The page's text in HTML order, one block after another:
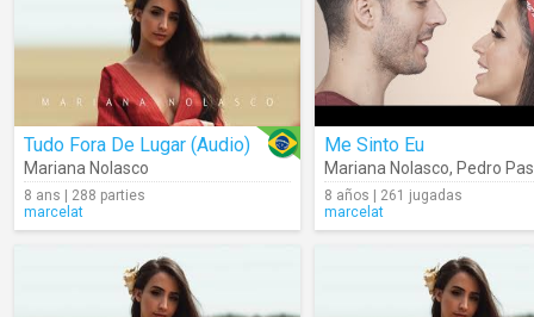
Tudo Fora De Lugar (Audio)
Mariana Nolasco
8 ans | 288 parties
marcelat
Me Sinto Eu
Mariana Nolasco, Pedro
8 años | 261 jugadas
marcelat